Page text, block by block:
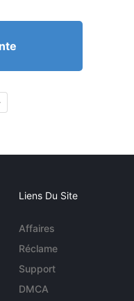
Liens Du Site
Affaires
Réclame
Support
DMCA